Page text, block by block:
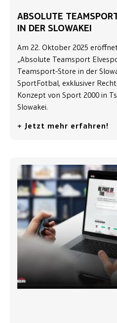
ABSOLUTE
IN DER SLOWAKEI
Am 22. Oktober 2025
„Absolute Teamsport
Teamsport-Store in der
SportFotbal, exklusiver
Konzept von Sport 2000 in
Slowakei.
+ Jetzt mehr erfahren!